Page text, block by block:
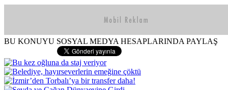
BU KONUYU SOSYAL MEDYA HESAPLARINDA PAYLAŞ